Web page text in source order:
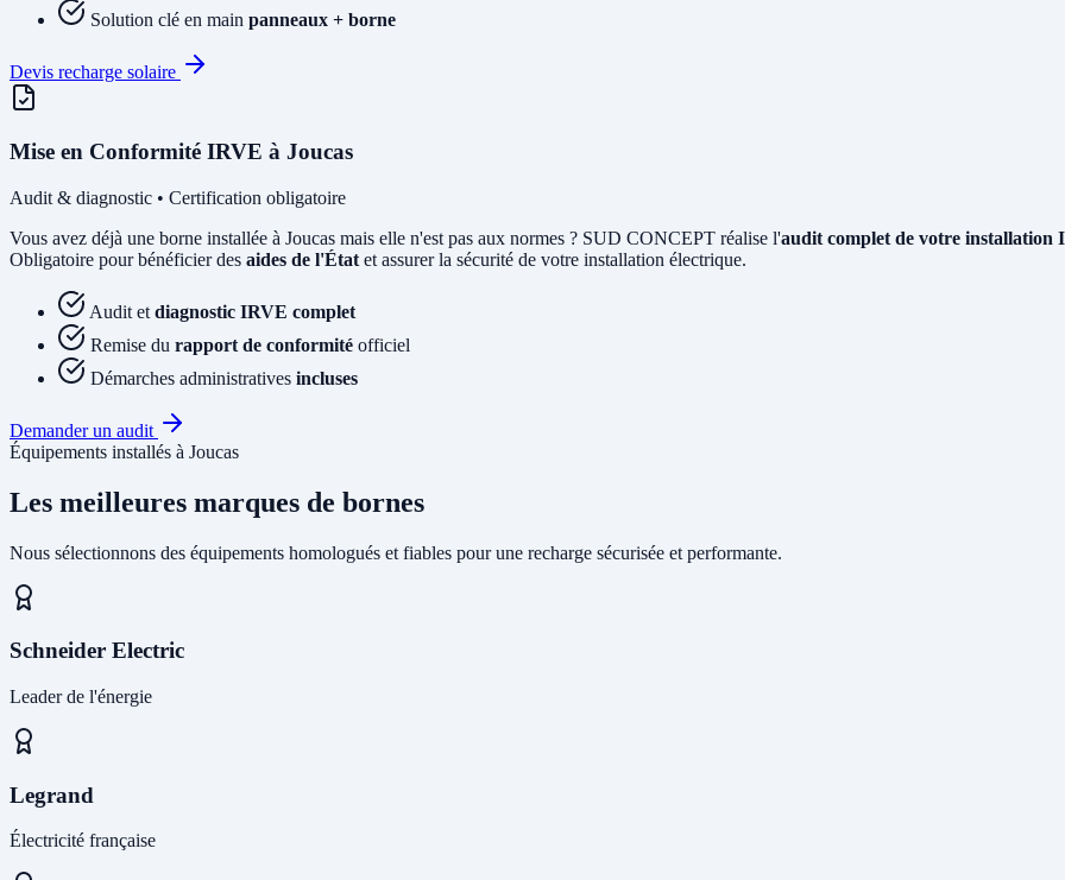
Solution clé en main panneaux + borne
Devis recharge solaire
Mise en Conformité IRVE à Joucas
Audit & diagnostic • Certification obligatoire
Vous avez déjà une borne installée à Joucas mais elle n'est pas aux normes ? SUD CONCEPT réalise l'audit complet de votre installation
Obligatoire pour bénéficier des aides de l'État et assurer la sécurité de votre installation électrique.
Audit et diagnostic IRVE complet
Remise du rapport de conformité officiel
Démarches administratives incluses
Demander un audit
Équipements installés à Joucas
Les meilleures marques de bornes
Nous sélectionnons des équipements homologués et fiables pour une recharge sécurisée et performante.
Schneider Electric
Leader de l'énergie
Legrand
Électricité française